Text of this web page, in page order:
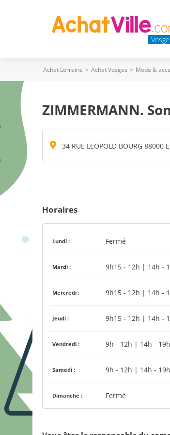
Achat Lorraine > Achat Vosges > Mode &
ZIMMERMANN.
34 RUE LEOPOLD BOURG 88000
Horaires
Lundi : Fermé
Mardi : 9h15 - 12h | 14h -
Mercredi : 9h15 - 12h | 14h -
Jeudi : 9h15 - 12h | 14h -
Vendredi : 9h - 12h | 14h - 19h
Samedi : 9h - 12h | 14h - 19h
Dimanche : Fermé